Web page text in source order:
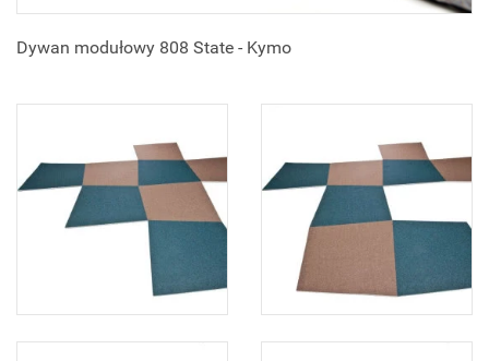
Dywan modułowy 808 State - Kymo